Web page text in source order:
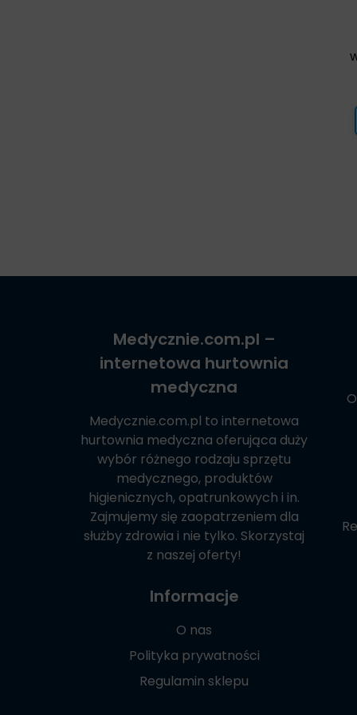
Medycznie.com.pl –
internetowa hurtownia
medyczna
Medycznie.com.pl to internetowa
hurtownia medyczna oferująca duży
wybór różnego rodzaju sprzętu
medycznego, produktów
higienicznych, opatrunkowych i in.
Zajmujemy się zaopatrzeniem dla
służby zdrowia i nie tylko. Skorzystaj
z naszej oferty!
Informacje
O nas
Polityka prywatności
Regulamin sklepu